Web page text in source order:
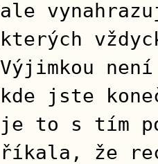
ale
kterých
Výjimkou
kde jste
je to s tím
říkala, že